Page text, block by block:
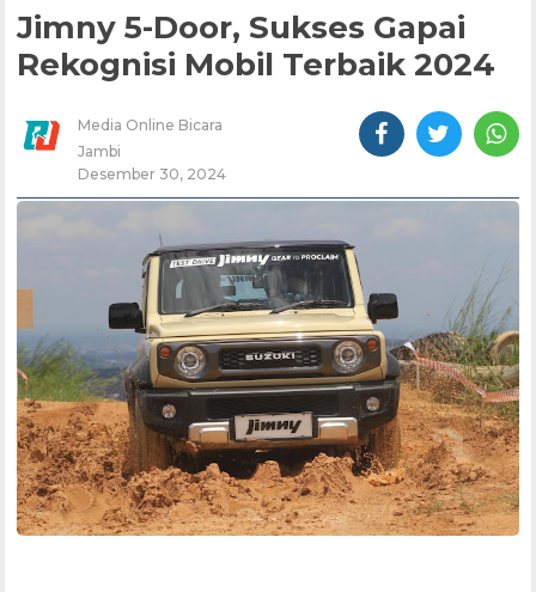
Jimny 5-Door, Sukses Gapai
Rekognisi Mobil Terbaik 2024
Media Online Bicara
Jambi
Desember 30, 2024